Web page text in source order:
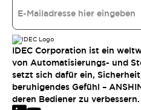
IDEC Corporation ist ein
von Automatisierungs- und
setzt sich dafür ein,
beruhigendes Gefühl –
deren Bediener zu verbessern.